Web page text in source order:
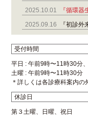
2025.10.01
『循環
2025.09.16
『初診外
受付時間
平日 : 午前9時〜11時30分
土曜 : 午前9時〜11時30分
＊詳しくは各診療科案内の
休診日
第３土曜、日曜、祝日